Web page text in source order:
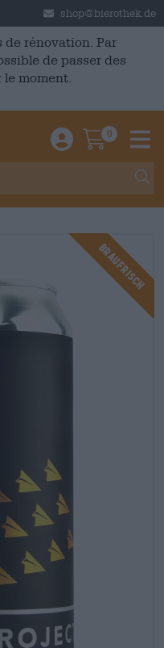
shop@bierothek.de
de rénovation. Par
de passer des
moment.
Einloggen /
0
Braufrisch